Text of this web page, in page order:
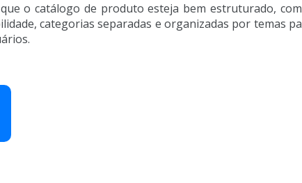
o catálogo de produto esteja bem estruturado,
categorias separadas e organizadas por temas